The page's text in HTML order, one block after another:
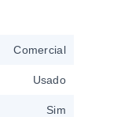
Comercial
Usado
Sim